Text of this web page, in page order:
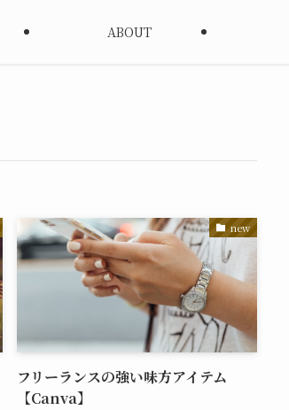
ABOUT
new
フリーランスの強い味方アイテム
【Canva】